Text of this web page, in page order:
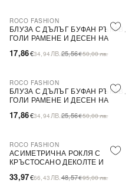
-30%
ROCO FASHION
БЛУЗА С ДЪЛЪГ БУФАН РЪКАВ,
ГОЛИ РАМЕНЕ И ДЕСЕН НА
17,86€34,94 ЛВ.25,56€50,00лв.
-30%
ROCO FASHION
БЛУЗА С ДЪЛЪГ БУФАН РЪКАВ,
ГОЛИ РАМЕНЕ И ДЕСЕН НА
17,86€34,94 ЛВ.25,56€50,00лв.
-30%
ROCO FASHION
АСИМЕТРИЧНА РОКЛЯ С
КРЪСТОСАНО ДЕКОЛТЕ И
33,97€66,43 ЛВ.48,57€95,00лв.